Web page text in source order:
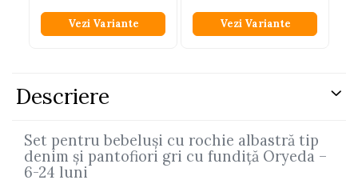
Vezi Variante Vezi Variante
Descriere
Set pentru bebeluși cu rochie albastră tip
denim și pantofiori gri cu fundiță Oryeda –
6-24 luni